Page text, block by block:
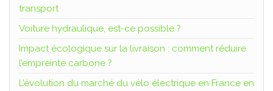
transport
Voiture hydraulique, est-ce possible ?
Impact écologique sur la livraison : comment réduire
l’empreinte carbone ?
L’évolution du marché du vélo électrique en France en